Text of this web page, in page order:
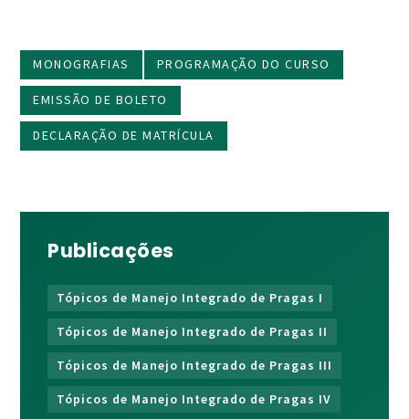
MONOGRAFIAS PROGRAMAÇÃO DO CURSO
EMISSÃO DE BOLETO
DECLARAÇÃO DE MATRÍCULA
Publicações
Tópicos de Manejo Integrado de Pragas I
Tópicos de Manejo Integrado de Pragas II
Tópicos de Manejo Integrado de Pragas III
Tópicos de Manejo Integrado de Pragas IV